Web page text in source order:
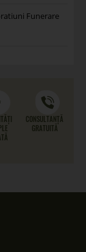
Funerare
CONSULTANȚĂ
GRATUITĂ